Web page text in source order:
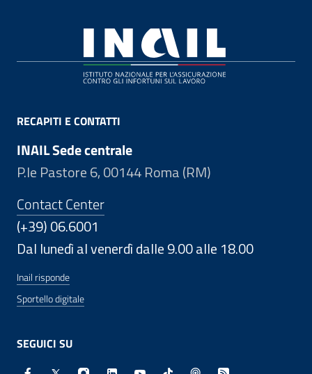
RECAPITI E CONTATTI
INAIL Sede centrale
P.le Pastore 6, 00144 Roma (RM)
Contact Center
(+39) 06.6001
Dal lunedì al venerdì dalle 9.00 alle 18.00
Inail risponde
Sportello digitale
SEGUICI SU